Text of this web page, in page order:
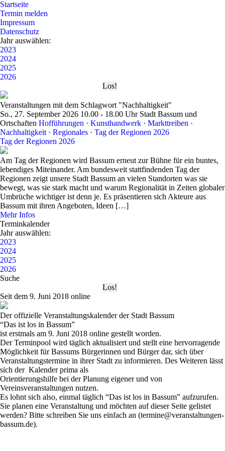
Startseite
Termin melden
Impressum
Datenschutz
Jahr auswählen:
2023
2024
2025
2026
Veranstaltungen mit dem Schlagwort "Nachhaltigkeit"
So., 27. September 2026 10.00 - 18.00 Uhr Stadt Bassum und
Ortschaften Hofführungen · Kunsthandwerk · Markttreiben ·
Nachhaltigkeit · Regionales · Tag der Regionen 2026
Tag der Regionen 2026
Am Tag der Regionen wird Bassum erneut zur Bühne für ein buntes,
lebendiges Miteinander. Am bundesweit stattfindenden Tag der
Regionen zeigt unsere Stadt Bassum an vielen Standorten was sie
bewegt, was sie stark macht und warum Regionalität in Zeiten globaler
Umbrüche wichtiger ist denn je. Es präsentieren sich Akteure aus
Bassum mit ihren Angeboten, Ideen […]
Mehr Infos
Terminkalender
Jahr auswählen:
2023
2024
2025
2026
Suche
Seit dem 9. Juni 2018 online
Der offizielle Veranstaltungskalender der Stadt Bassum
“Das ist los in Bassum”
ist erstmals am 9. Juni 2018 online gestellt worden.
Der Terminpool wird täglich aktualisiert und stellt eine hervorragende
Möglichkeit für Bassums Bürgerinnen und Bürger dar, sich über
Veranstaltungstermine in ihrer Stadt zu informieren. Des Weiteren lässt
sich der Kalender prima als
Orientierungshilfe bei der Planung eigener und von
Vereinsveranstaltungen nutzen.
Es lohnt sich also, einmal täglich “Das ist los in Bassum” aufzurufen.
Sie planen eine Veranstaltung und möchten auf dieser Seite gelistet
werden? Bitte schreiben Sie uns einfach an (termine@veranstaltungen-
bassum.de).